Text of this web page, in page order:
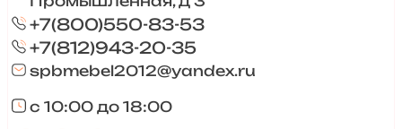
+7(800)550-83-53
+7(812)943-20-35
spbmebel2012@yandex.ru
с 10:00 до 18:00